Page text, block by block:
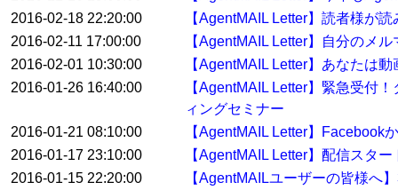
2016-02-18 22:20:00
【AgentMAIL Letter】読者様が
2016-02-11 17:00:00
【AgentMAIL Letter】自分のメ
2016-02-01 10:30:00
【AgentMAIL Letter】あなたは
2016-01-26 16:40:00
【AgentMAIL Letter】緊急受付
ィングセミナー
2016-01-21 08:10:00
【AgentMAIL Letter】Facebook
2016-01-17 23:10:00
【AgentMAIL Letter】配信スタ
2016-01-15 22:20:00
【AgentMAILユーザーの皆様へ